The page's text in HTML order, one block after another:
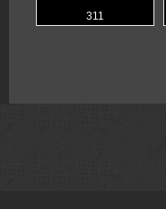
311